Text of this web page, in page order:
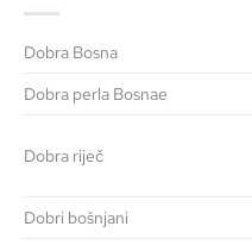
Dobra Bosna
Dobra perla Bosnae
Dobra riječ
Dobri bošnjani